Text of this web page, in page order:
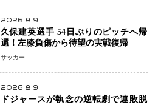
2026.8.9
久保建英選手 54日ぶりのピッチへ帰
還！左膝負傷から待望の実戦復帰
サッカー
2026.8.9
ドジャースが執念の逆転劇で連敗脱